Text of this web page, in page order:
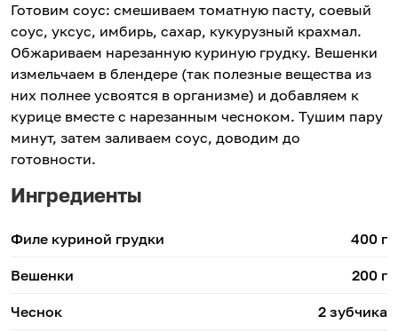
Готовим соус: смешиваем томатную пасту, соевый
соус, уксус, имбирь, сахар, кукурузный крахмал.
Обжариваем нарезанную куриную грудку. Вешенки
измельчаем в блендере (так полезные вещества из
них полнее усвоятся в организме) и добавляем к
курице вместе с нарезанным чесноком. Тушим пару
минут, затем заливаем соус, доводим до
готовности.
Ингредиенты
Филе куриной грудки 400 г
Вешенки 200 г
Чеснок 2 зубчика